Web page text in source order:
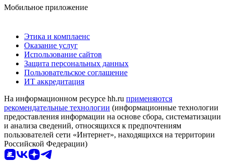
Мобильное приложение
Этика и комплаенс
Оказание услуг
Использование сайтов
Защита персональных данных
Пользовательское соглашение
ИТ аккредитация
На информационном ресурсе hh.ru применяются
рекомендательные технологии (информационные технологии
предоставления информации на основе сбора, систематизации
и анализа сведений, относящихся к предпочтениям
пользователей сети «Интернет», находящихся на территории
Российской Федерации)